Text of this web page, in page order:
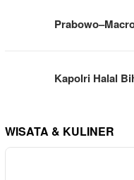
Kapolri Halal
WISATA & KULINER